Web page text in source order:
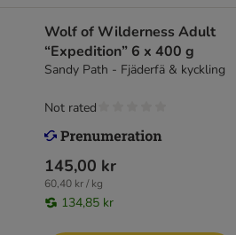
Wolf of Wilderness Adult
“Expedition” 6 x 400 g
Sandy Path - Fjäderfä & kyckling
145,00 kr
60,40 kr / kg
134,85 kr
Not rated